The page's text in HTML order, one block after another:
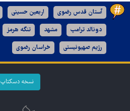
آستان قدس رضوی اربعین حسینی
دونالد ترامپ مشهد تنگه هرمز
رژیم صهیونیستی خراسان رضوی
نسخه دسکتاپ